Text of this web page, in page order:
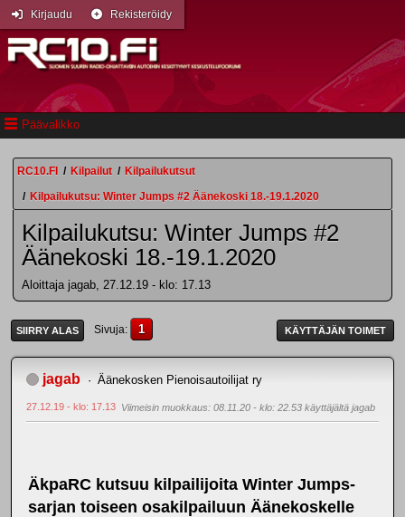
Päävalikko
Kirjaudu Rekisteröidy
RC10.FI / Kilpailut / Kilpailukutsut
/ Kilpailukutsu: Winter Jumps #2 Äänekoski 18.-19.1.2020
Kilpailukutsu: Winter Jumps #2
Äänekoski 18.-19.1.2020
Aloittaja jagab, 27.12.19 - klo: 17.13
SIIRRY ALAS Sivuja 1 KÄYTTÄJÄN TOIMET
jagab Äänekosken Pienoisautoilijat ry
27.12.19 - klo: 17.13 Viimeisin muokkaus: 08.11.20 - klo: 22.53 käyttäjältä jagab
ÄkpaRC kutsuu kilpailijoita Winter Jumps-
sarjan toiseen osakilpailuun Äänekoskelle